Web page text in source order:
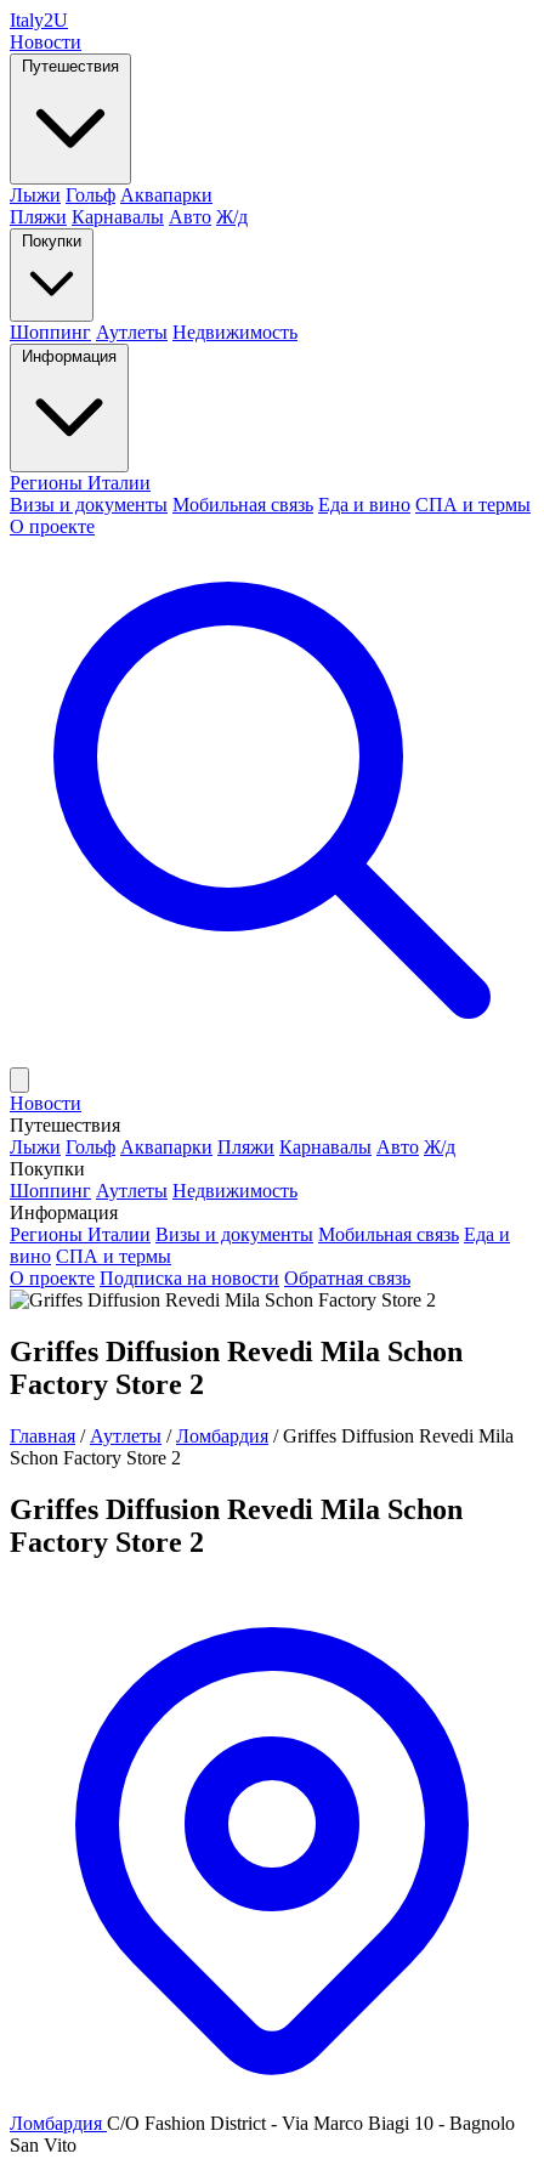
Italy2U
Новости
Путешествия
Лыжи Гольф Аквапарки
Пляжи Карнавалы Авто Ж/д
Покупки
Шоппинг Аутлеты Недвижимость
Информация
Регионы Италии
Визы и документы Мобильная связь Еда и вино СПА и термы
О проекте
Новости
Путешествия
Лыжи Гольф Аквапарки Пляжи Карнавалы Авто Ж/д
Покупки
Шоппинг Аутлеты Недвижимость
Информация
Регионы Италии Визы и документы Мобильная связь Еда и
вино СПА и термы
О проекте Подписка на новости Обратная связь
Griffes Diffusion Revedi Mila Schon
Factory Store 2
Главная / Аутлеты / Ломбардия / Griffes Diffusion Revedi Mila
Schon Factory Store 2
Griffes Diffusion Revedi Mila Schon
Factory Store 2
Ломбардия C/O Fashion District - Via Marco Biagi 10 - Bagnolo
San Vito